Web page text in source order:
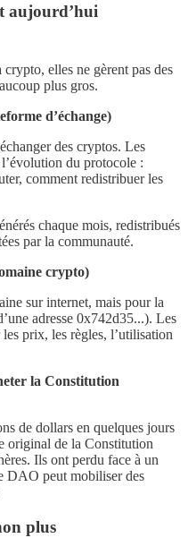
aujourd’hui
elles ne gèrent pas des
plus gros.
d’échange)
des cryptos. Les
du protocole :
comment redistribuer les
chaque mois, redistribués
par la communauté.
crypto)
sur internet, mais pour la
adresse 0x742d35...). Les
prix, les règles, l’utilisation
la Constitution
de dollars en quelques jours
original de la Constitution
Ils ont perdu face à un
DAO peut mobiliser des
plus